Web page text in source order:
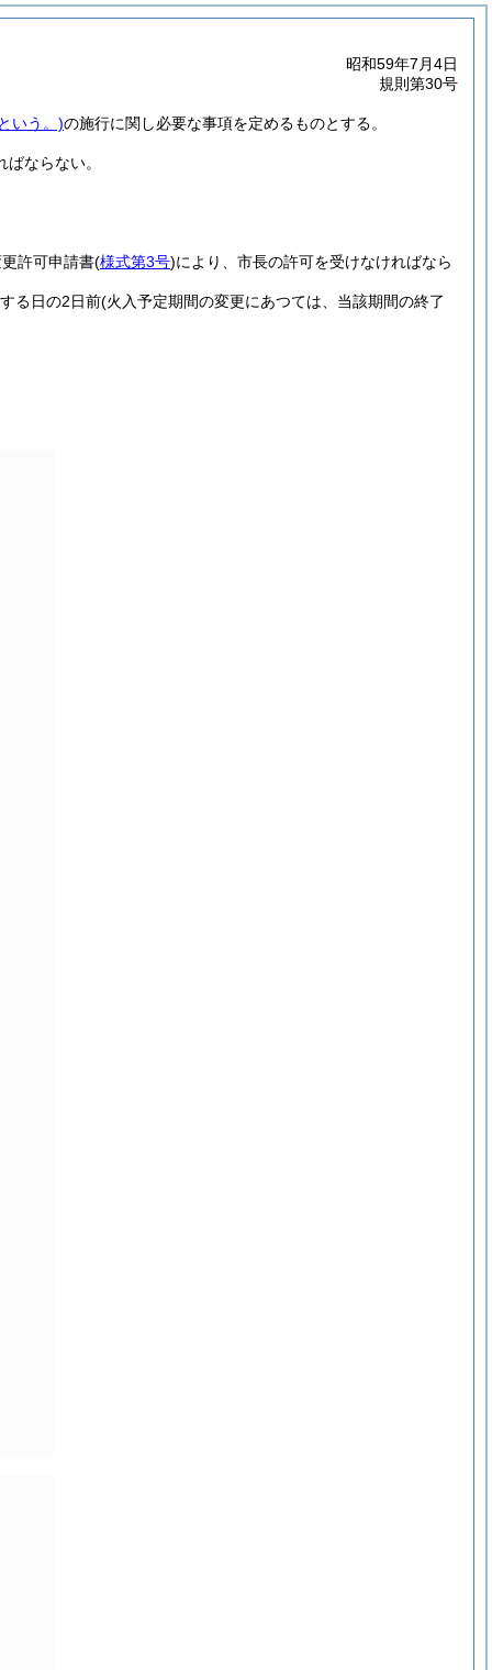
昭和59年7月4日
規則第30号
いう。)の施行に関し必要な事項を定めるものとする。
ならない。
許可申請書(様式第3号)により、市長の許可を受けなければなら
る日の2日前(火入予定期間の変更にあつては、当該期間の終了